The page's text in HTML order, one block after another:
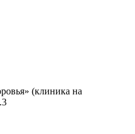
(клиника на